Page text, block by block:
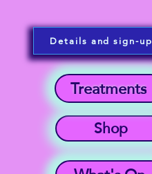
Shop
Treatments
Details and sign-up